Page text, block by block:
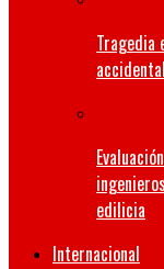
Tragedia
edilicia
Internacional